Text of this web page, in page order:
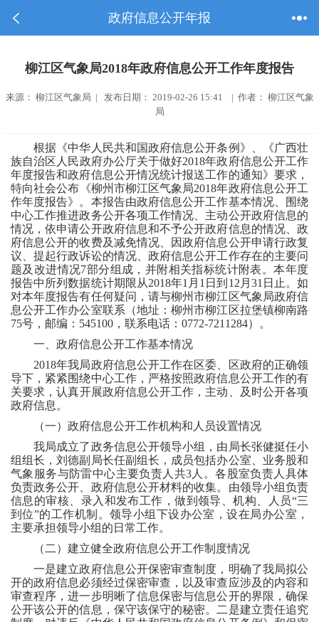
政府信息公开年报
柳江区气象局2018年政府信息公开工作年度报告
来源： 柳江区气象局 | 发布日期： 2019-02-26 15:41 | 作者： 柳江区气象
局
根据《中华人民共和国政府信息公开条例》、
《广西壮
族自治区人民政府办公厅关于做好2018年政府信息公开工作
年度报告和政府信息公开情况统计报送工作的通知》 要求，
特向社会公布《柳州市柳江区气象局2018年政府信息公开工
作年度报告》 。 本报告由政府信息公开工作基本情况、围绕
中心工作推进政务公开各项工作情况、主动公开政府信息的
情况，依申请公开政府信息和不予公开政府信息的情况、政
府信息公开的收费及减免情况、因政府信息公开申请行政复
议、提起行政诉讼的情况、政府信息公开工作存在的主要问
题及改进情况7部分组成，并附相关指标统计附表。本年度
报告中所列数据统计期限从2018年1月1日到12月31日止。如
对本年度报告有任何疑问，请与柳州市柳江区气象局政府信
息公开工作办公室联系（地址：柳州市柳江区拉堡镇柳南路
75号，邮编：545100，联系电话：0772-7211284）。
一、政府信息公开工作基本情况
2018年我局政府信息公开工作在区委、区政府的正确领
导下，紧紧围绕中心工作， 严格按照政府信息公开工作的有
关要求 ，认真开展政府信息公开工作，主动、及时公开各项
政府信息。
（一）政府信息公开工作机构和人员设置情况
我局成立了政务信息公开领导小组，由局长张健挺任小
组组长，刘德副局长任副组长， 成员包括办公室、业务 股和
气象 服务与防雷中心主要负责人共3 人 。各 股室负责人具体
负责政务公开、政府信息公开材料的收集。由领导小组负责
信息的审核、录入和发布工作，做到领导、机构、人员“三
到位”的工作机制。 领导小组下设办公室，设在局办公室，
主要承担领导小组的日常工作。
（二）建立健全政府信息公开工作制度情况
一是建立政府信息公开保密审查制度，明确了我局拟公
开的政府信息必须经过保密审查，以及审查应涉及的内容和
审查程序，进一步明晰了信息保密与信息公开的界限，确保
公开该公开的信息，保守该保守的秘密。 二是建立责任追究